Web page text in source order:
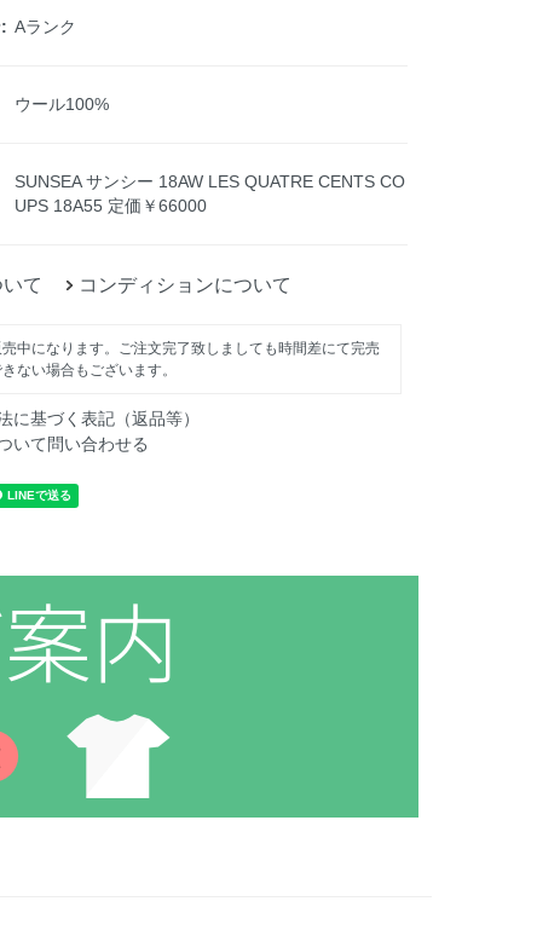
Aランク
ウール100%
SUNSEA サンシー 18AW LES QUATRE CENTS CO
UPS 18A55 定価￥66000
て コンディションについて
中になります。ご注文完了致しましても時間差にて完売
ない場合もございます。
に基づく表記（返品等）
いて問い合わせる